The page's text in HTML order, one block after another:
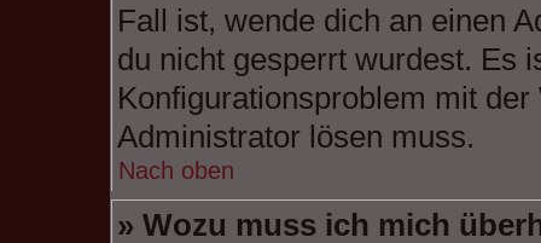
Fall ist, wende dich an einen
du nicht gesperrt wurdest. Es
Konfigurationsproblem mit
Administrator lösen muss.
Nach oben
» Wozu muss ich mich